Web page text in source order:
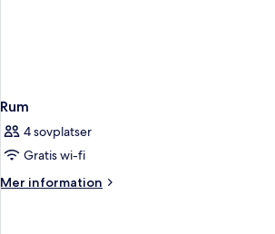
Rum
4 sovplatser
Gratis wi-fi
Mer information
Mer